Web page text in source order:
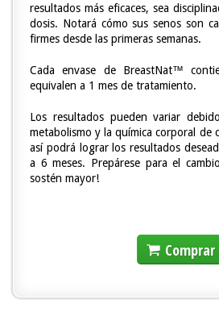
resultados más eficaces, sea
dosis. Notará cómo sus senos son
firmes desde las primeras semanas.
Cada envase de BreastNat™
equivalen a 1 mes de tratamiento.
Los resultados pueden variar
metabolismo y la química corporal de
así podrá lograr los resultados
a 6 meses. Prepárese para el
sostén mayor!
Comprar